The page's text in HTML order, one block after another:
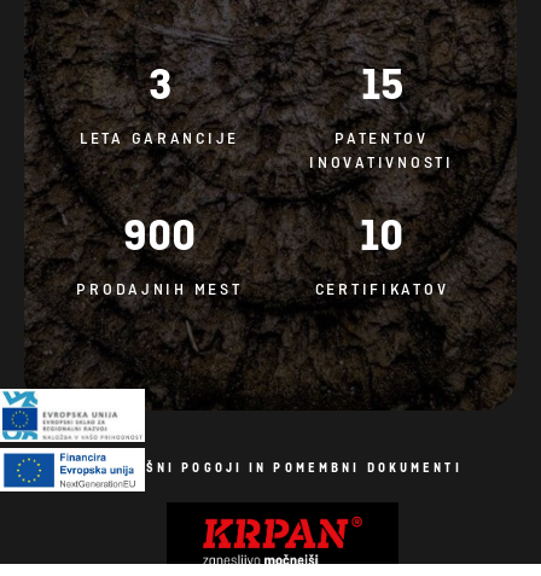
3
LETA GARANCIJE
15
PATENTOV
INOVATIVNOSTI
900
PRODAJNIH MEST
10
CERTIFIKATOV
SPLOŠNI POGOJI IN POMEMBNI DOKUMENTI